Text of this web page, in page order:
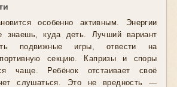
особенно активным. Энергии
знаешь, куда деть. Лучший вариант
подвижные игры, отвести на
секцию. Капризы и споры
чаще. Ребёнок отстаивает своё
слушаться. Это не вредность —